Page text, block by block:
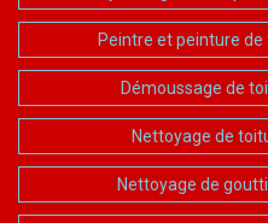
Peintre et peinture
Démoussage de
Nettoyage de
Nettoyage de